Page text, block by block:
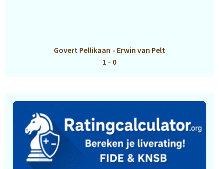
Govert Pellikaan - Erwin van Pelt
1 - 0